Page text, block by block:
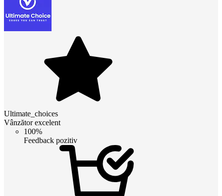
Ultimate_choices
Vânzător excelent
100%
Feedback pozitiv